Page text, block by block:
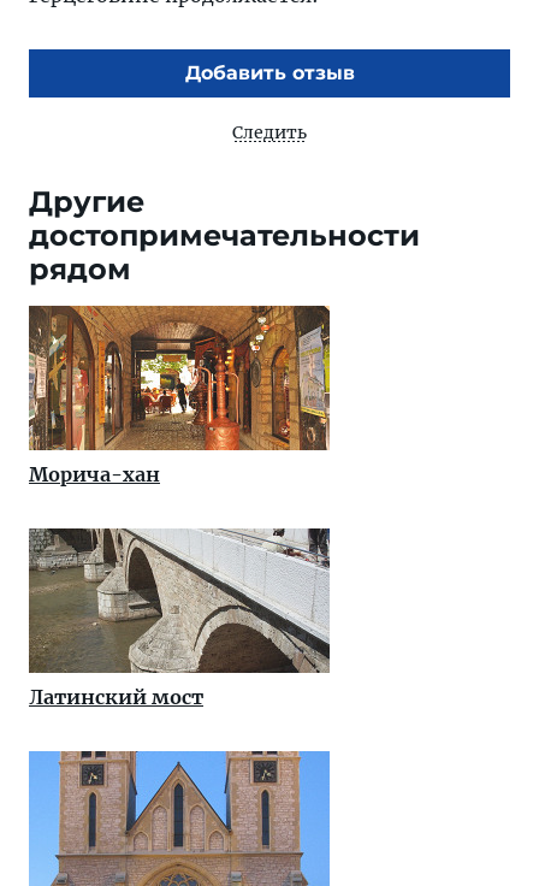
Добавить отзыв
Следить
Другие
достопримечательности
рядом
Морича-хан
Латинский мост